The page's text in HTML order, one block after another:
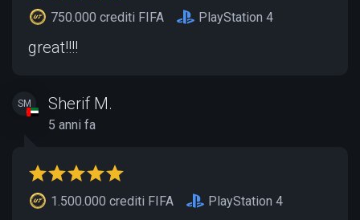
750.000 crediti FIFA PlayStation 4
great!!!!
SM Sherif M.
5 anni fa
1.500.000 crediti FIFA PlayStation 4